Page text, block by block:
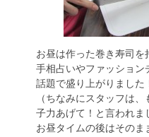
お昼は作った巻き寿司を
手相占いやファッション
話題で盛り上がりました
（ちなみにスタッフは
子力あげて！と言われま
お昼タイムの後はそのま